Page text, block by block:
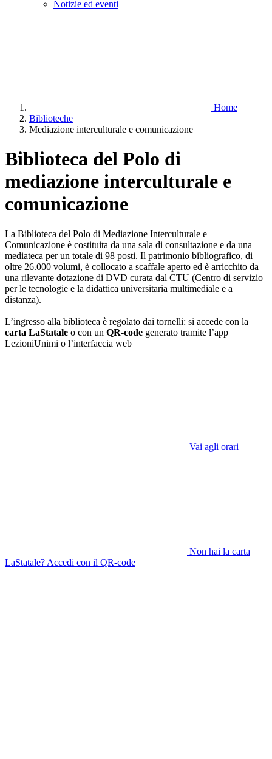
Notizie ed eventi
Home
Biblioteche
Mediazione interculturale e comunicazione
Biblioteca del Polo di
mediazione interculturale e
comunicazione
La Biblioteca del Polo di Mediazione Interculturale e
Comunicazione è costituita da una sala di consultazione e da una
mediateca per un totale di 98 posti. Il patrimonio bibliografico, di
oltre 26.000 volumi, è collocato a scaffale aperto ed è arricchito da
una rilevante dotazione di DVD curata dal CTU (Centro di servizio
per le tecnologie e la didattica universitaria multimediale e a
distanza).
L’ingresso alla biblioteca è regolato dai tornelli: si accede con la
carta LaStatale o con un QR-code generato tramite l’app
LezioniUnimi o l’interfaccia web
Vai agli orari
Non hai la carta
LaStatale? Accedi con il QR-code